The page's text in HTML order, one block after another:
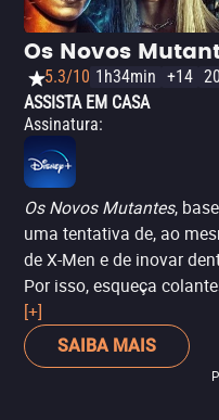
filme sobre família! A
Leitch, que já tinha feito
De Volta ao Jogo(ainda
último longa).
Os Novos
5.3/10 1h34min +14
ASSISTA EM CASA
Assinatura:
Os Novos Mutantes,
uma tentativa de, ao
de X-Men e de inovar
Por isso, esqueça
uma missão grandiosa
um grupo de jovens
própria pele. Com isso, o
[+]
SAIBA MAIS